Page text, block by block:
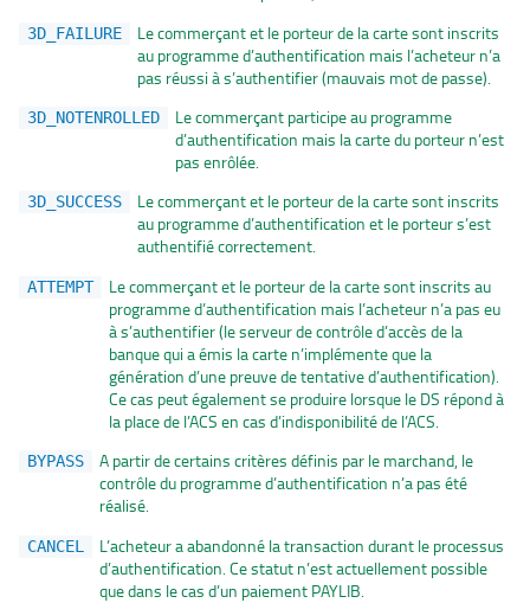
3D_FAILURE
Le commerçant et le porteur de la carte sont inscrits
au programme d’authentification mais l’acheteur n’a
pas réussi à s’authentifier (mauvais mot de passe).
3D_NOTENROLLED
Le commerçant participe au programme
d’authentification mais la carte du porteur n’est
pas enrôlée.
3D_SUCCESS
Le commerçant et le porteur de la carte sont inscrits
au programme d’authentification et le porteur s’est
authentifié correctement.
ATTEMPT
Le commerçant et le porteur de la carte sont inscrits au
programme d’authentification mais l’acheteur n’a pas eu
à s’authentifier (le serveur de contrôle d’accès de la
banque qui a émis la carte n’implémente que la
génération d’une preuve de tentative d’authentification).
Ce cas peut également se produire lorsque le DS répond à
la place de l’ACS en cas d’indisponibilité de l’ACS.
BYPASS
A partir de certains critères définis par le marchand, le
contrôle du programme d’authentification n’a pas été
réalisé.
CANCEL
L’acheteur a abandonné la transaction durant le processus
d’authentification. Ce statut n’est actuellement possible
que dans le cas d’un paiement PAYLIB.